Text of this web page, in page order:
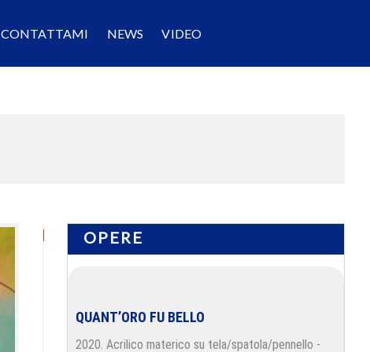
CONTATTAMI NEWS VIDEO
OPERE
QUANT’ORO FU BELLO
2020. Acrilico materico su tela/spatola/pennello -